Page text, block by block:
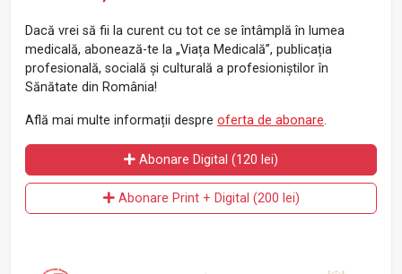
Dacă vrei să fii la curent cu tot ce se întâmplă în lumea
medicală, abonează-te la „Viața Medicală”, publicația
profesională, socială și culturală a profesioniștilor în
Sănătate din România!
Află mai multe informații despre oferta de abonare.
Abonare Digital (120 lei)
Abonare Print + Digital (200 lei)